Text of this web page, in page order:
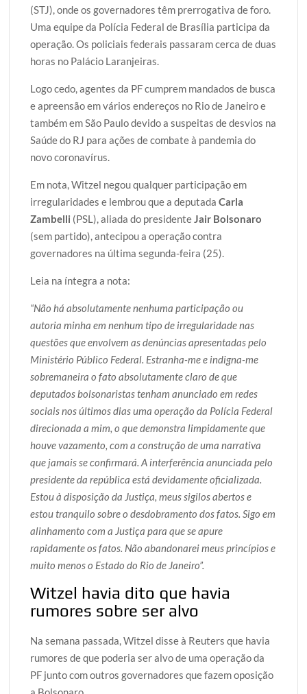
(STJ), onde os governadores têm prerrogativa de foro.
Uma equipe da Polícia Federal de Brasília participa da
operação. Os policiais federais passaram cerca de duas
horas no Palácio Laranjeiras.
Logo cedo, agentes da PF cumprem mandados de busca
e apreensão em vários endereços no Rio de Janeiro e
também em São Paulo devido a suspeitas de desvios na
Saúde do RJ para ações de combate à pandemia do
novo coronavírus.
Em nota, Witzel negou qualquer participação em
irregularidades e lembrou que a deputadaCarla
Zambelli (PSL), aliada do presidenteJair Bolsonaro
(sem partido), antecipou a operação contra
governadores na última segunda-feira (25).
Leia na íntegra a nota:
“Não há absolutamente nenhuma participação ou
autoria minha em nenhum tipo de irregularidade nas
questões que envolvem as denúncias apresentadas pelo
Ministério Público Federal. Estranha-me e indigna-me
sobremaneira o fato absolutamente claro de que
deputados bolsonaristas tenham anunciado em redes
sociais nos últimos dias uma operação da Polícia Federal
direcionada a mim, o que demonstra limpidamente que
houve vazamento, com a construção de uma narrativa
que jamais se confirmará. A interferência anunciada pelo
presidente da república está devidamente oficializada.
Estou à disposição da Justiça, meus sigilos abertos e
estou tranquilo sobre o desdobramento dos fatos. Sigo em
alinhamento com a Justiça para que se apure
rapidamente os fatos. Não abandonarei meus princípios e
muito menos o Estado do Rio de Janeiro”.
Witzel havia dito que havia
rumores sobre ser alvo
Na semana passada, Witzel disse à Reuters que havia
rumores de que poderia ser alvo de uma operação da
PF junto com outros governadores que fazem oposição